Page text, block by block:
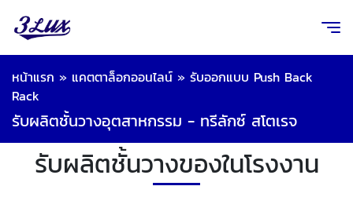
หน้าแรก » แคตตาล็อกออนไลน์ » รับออกแบบ Push Back
Rack
รับผลิตชั้นวางอุตสาหกรรม - ทรีลักซ์ สโตเรจ
รับผลิตชั้นวางของในโรงงาน